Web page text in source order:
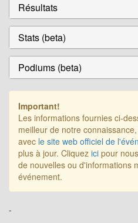
Résultats
Stats (beta)
Podiums (beta)
Important!
Les informations fournies ci-
meilleur de notre
avec le site web officiel de
plus à jour. Cliquez ici pour
de nouvelles ou d'informations
événement.
-